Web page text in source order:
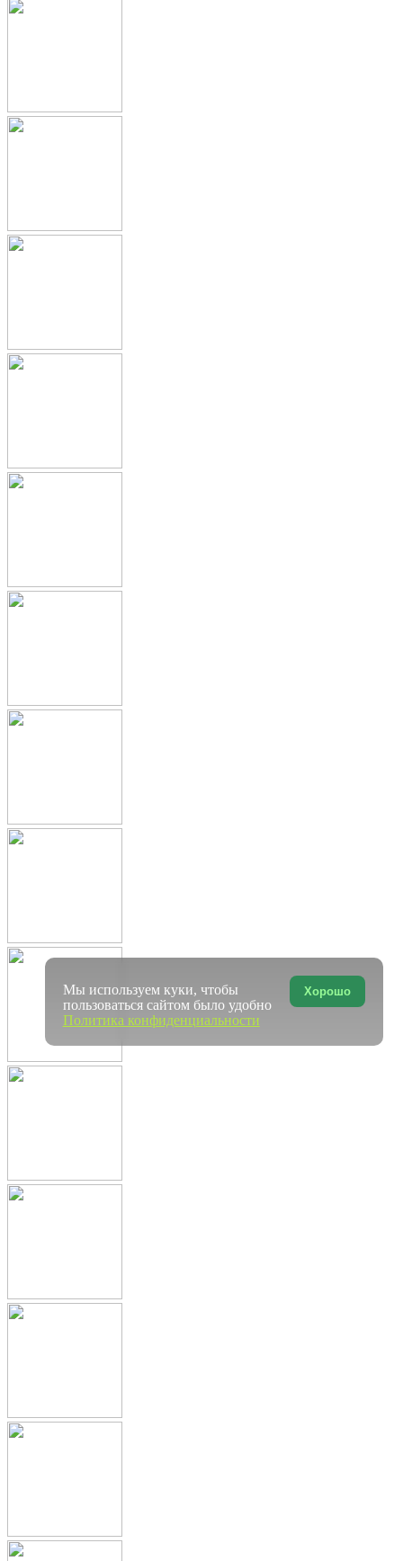
Хорошо
Мы используем куки, чтобы
пользоваться сайтом было удобно
Политика конфиденциальности